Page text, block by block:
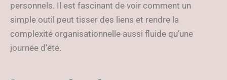
personnels. Il est fascinant de voir comment un
simple outil peut tisser des liens et rendre la
complexité organisationnelle aussi fluide qu’une
journée d’été.